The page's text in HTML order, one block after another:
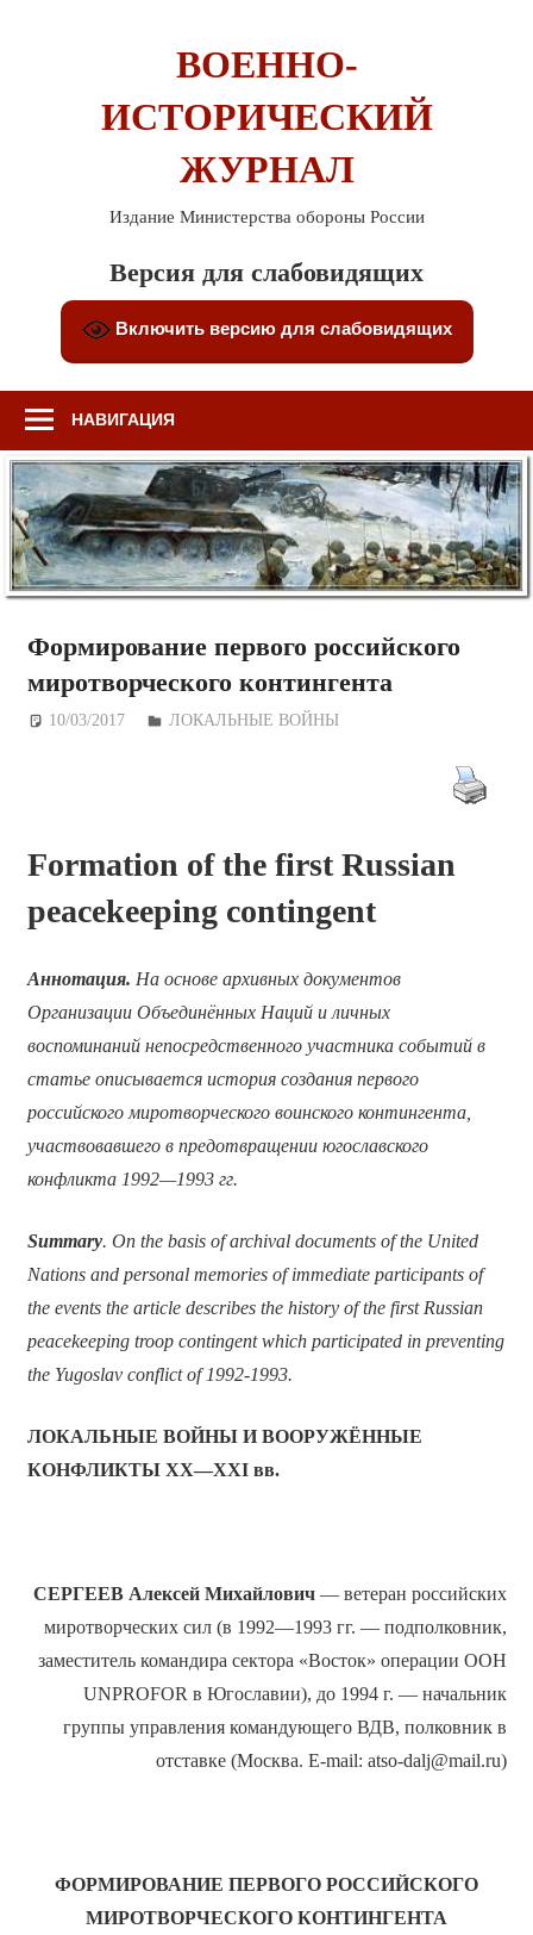
ВОЕННО-
ИСТОРИЧЕСКИЙ
ЖУРНАЛ
Издание Министерства обороны России
Версия для слабовидящих
Включить версию для слабовидящих
НАВИГАЦИЯ
Формирование первого российского
миротворческого контингента
10/03/2017 Дежурный по Редакции
ЛОКАЛЬНЫЕ ВОЙНЫ
Formation of the first Russian
peacekeeping contingent
Аннотация. На основе архивных документов
Организации Объединённых Наций и личных
воспоминаний непосредственного участника событий в
статье описывается история создания первого
российского миротворческого воинского контингента,
участвовавшего в предотвращении югославского
конфликта 1992—1993 гг.
Summary. On the basis of archival documents of the United
Nations and personal memories of immediate participants of
the events the article describes the history of the first Russian
peacekeeping troop contingent which participated in preventing
the Yugoslav conflict of 1992-1993.
ЛОКАЛЬНЫЕ ВОЙНЫ И ВООРУЖЁННЫЕ
КОНФЛИКТЫ XX—XXI вв.
СЕРГЕЕВ Алексей Михайлович — ветеран российских
миротворческих сил (в 1992—1993 гг. — подполковник,
заместитель командира сектора «Восток» операции ООН
UNPROFOR в Югославии), до 1994 г. — начальник
группы управления командующего ВДВ, полковник в
отставке (Москва. E-mail: atso-dalj@mail.ru)
ФОРМИРОВАНИЕ ПЕРВОГО РОССИЙСКОГО
МИРОТВОРЧЕСКОГО КОНТИНГЕНТА